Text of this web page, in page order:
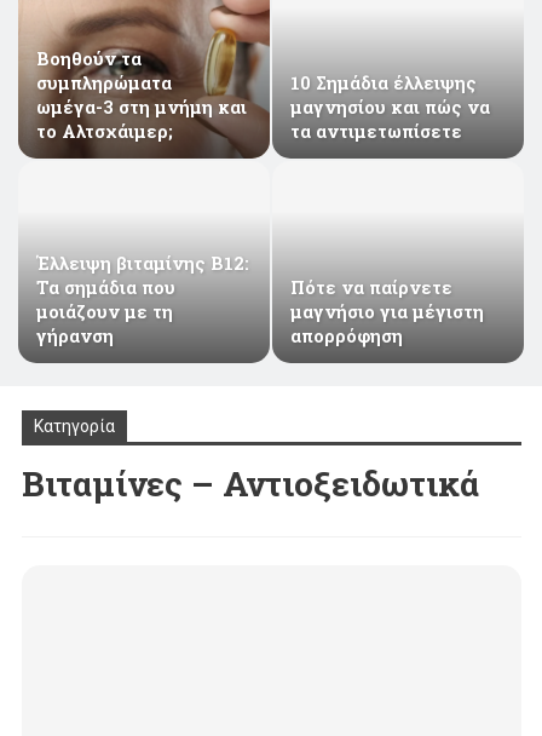
Βοηθούν τα
συμπληρώματα
ωμέγα-3 στη μνήμη και
το Αλτσχάιμερ;
10 Σημάδια έλλειψης
μαγνησίου και πώς να
τα αντιμετωπίσετε
Έλλειψη βιταμίνης Β12:
Τα σημάδια που
μοιάζουν με τη
γήρανση
Πότε να παίρνετε
μαγνήσιο για μέγιστη
απορρόφηση
Κατηγορία
Βιταμίνες – Αντιοξειδωτικά